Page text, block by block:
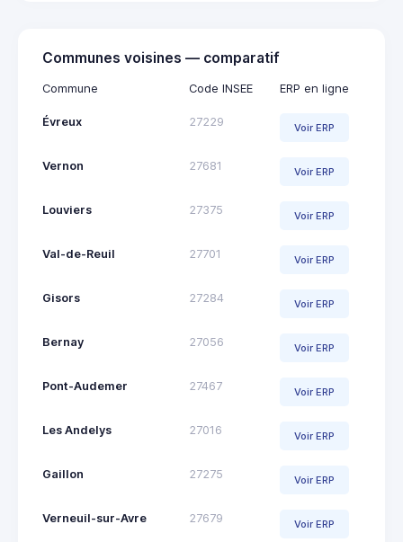
Communes voisines — comparatif
Commune Code INSEE ERP en ligne
Évreux 27229 Voir ERP
Vernon 27681 Voir ERP
Louviers 27375 Voir ERP
Val-de-Reuil 27701 Voir ERP
Gisors 27284 Voir ERP
Bernay 27056 Voir ERP
Pont-Audemer 27467 Voir ERP
Les Andelys 27016 Voir ERP
Gaillon 27275 Voir ERP
Verneuil-sur-Avre 27679 Voir ERP